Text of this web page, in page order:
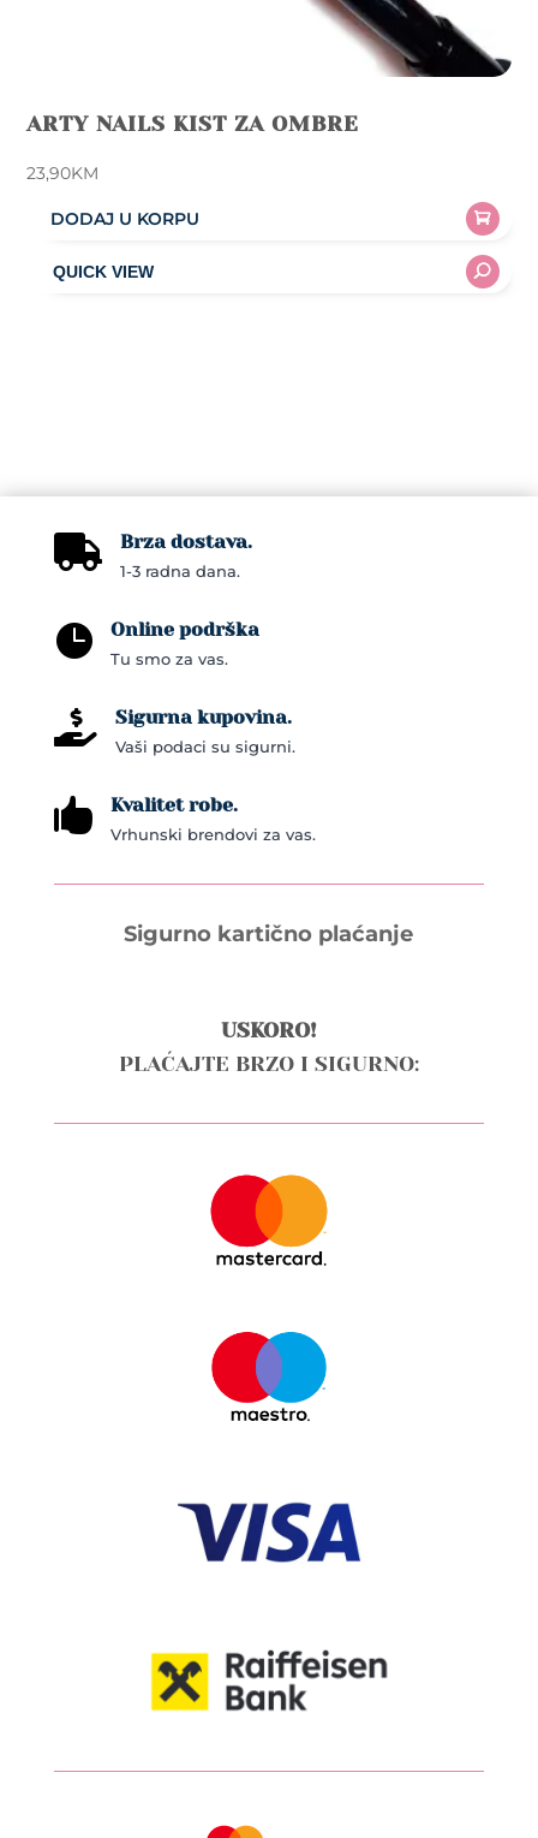
ARTY NAILS KIST ZA OMBRE
23,90KM
DODAJ U KORPU
 Brza dostava.
1-3 radna dana.
 Online podrška
Tu smo za vas.
 Sigurna kupovina.
Vaši podaci su sigurni.
 Kvalitet robe.
Vrhunski brendovi za vas.
Sigurno kartično plaćanje
USKORO!
PLAĆAJTE BRZO I SIGURNO: